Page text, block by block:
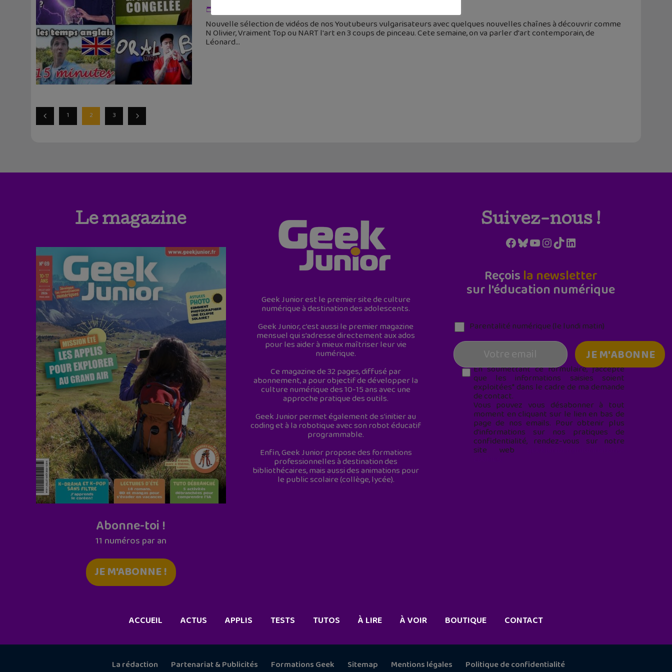
Nouvelle sélection de vidéos de nos Youtubeurs vulgarisateurs avec quelques nouvelles chaînes à découvrir comme
N Olivier, Vraiment Top ou NART l'art en 3 coups de pinceau. Cete semaine, on va parler d'art contemporain, de
Léonard
1 2 3
Le magazine
Abonne-toi !
11 numéros par an
JE M'ABONNE !
Geek Junior est le premier site de culture
numérique à destination des adolescents.
Geek Junior, c’est aussi le premier magazine
mensuel qui s’adresse directement aux ados
pour les aider à mieux maîtriser leur vie
numérique.
Ce magazine de 32 pages, diffusé par
abonnement, a pour objectif de développer la
culture numérique des 10-15 ans avec une
approche pratique des outils.
Geek Junior permet également de s'initier au
coding et à la robotique avec son robot éducatif
programmable.
Enfin, Geek Junior propose des formations
professionnelles à destination des
bibliothécaires, mais aussi des animations pour
le public scolaire (collège, lycée).
Suivez-nous !
Facebook
Bluesky
YouTube
Instagram
TikTokLinkedIn
Reçois la newsletter
sur l'éducation numérique
Parentalité numérique (le lundi matin)
En soumettant ce formulaire, j’accepte
que les informations saisies soient
exploitées* dans le cadre de ma demande
de contact.
Vous pouvez vous désabonner à tout
moment en cliquant sur le lien en bas de
page de nos emails. Pour obtenir plus
d'informations sur nos pratiques de
confidentialité, rendez-vous sur notre
site web
ACCUEIL ACTUS APPLIS TESTS TUTOS À LIRE À VOIR BOUTIQUE CONTACT
La rédaction Partenariat & Publicités Formations Geek Sitemap Mentions légales Politique de confidentialité